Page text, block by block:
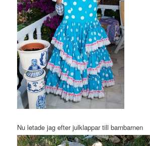
Nu letade jag efter julklappar till barnbarnen